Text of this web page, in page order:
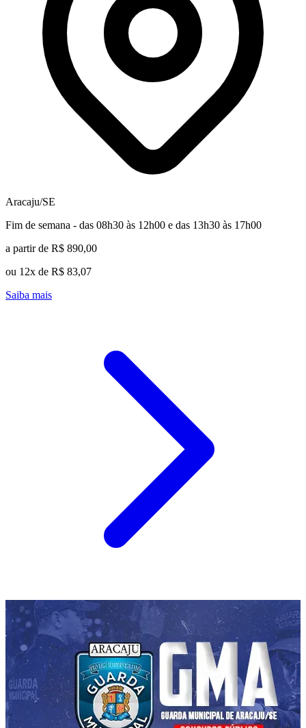
Aracaju/SE
Fim de semana - das 08h30 às 12h00 e das 13h30 às 17h00
a partir de R$ 890,00
ou 12x de R$ 83,07
Saiba mais